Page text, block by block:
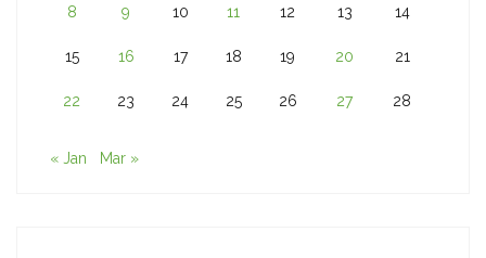
8 9 10 11 12 13 14
15 16 17 18 19 20 21
22 23 24 25 26 27 28
« Jan Mar »